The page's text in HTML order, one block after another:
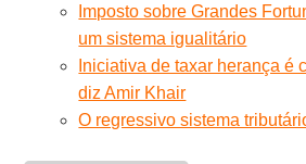
Imposto sobre Grandes
um sistema igualitário
Iniciativa de taxar herança é
diz Amir Khair
O regressivo sistema